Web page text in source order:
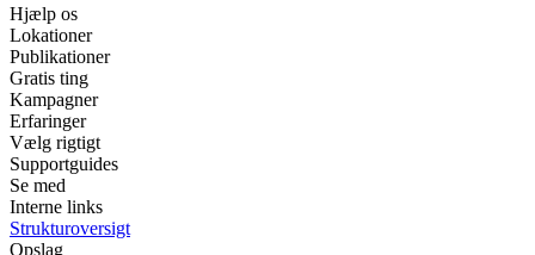
Hjælp os
Lokationer
Publikationer
Gratis ting
Kampagner
Erfaringer
Vælg rigtigt
Supportguides
Se med
Interne links
Strukturoversigt
Opslag